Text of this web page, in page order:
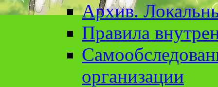
Архив.
Правила
организации